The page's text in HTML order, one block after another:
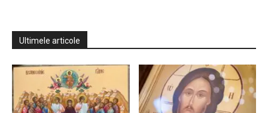
Ultimele articole